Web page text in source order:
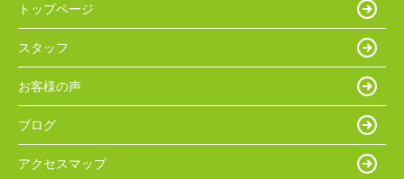
トップページ
スタッフ
お客様の声
ブログ
アクセスマップ